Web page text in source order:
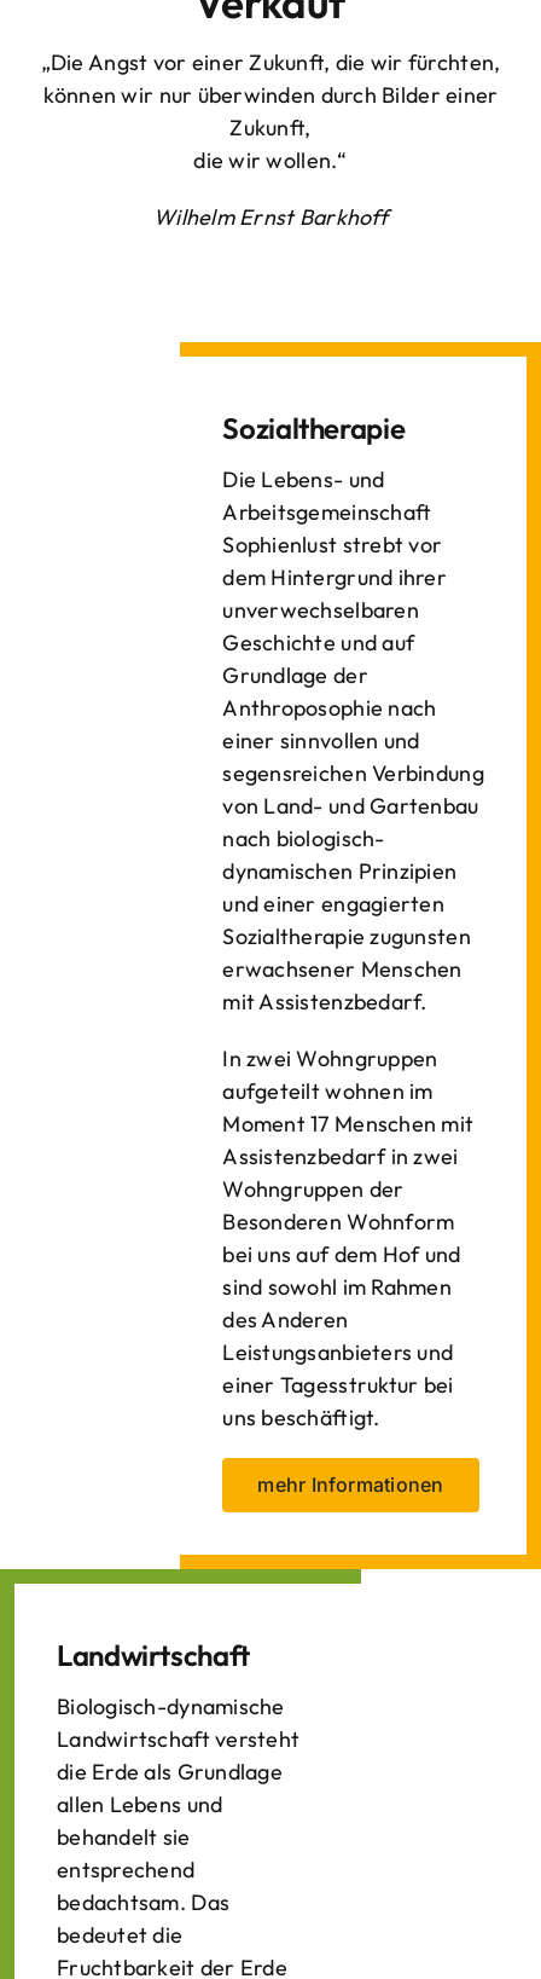
„Die Angst vor einer Zukunft, die wir fürchten,
können wir nur überwinden durch Bilder einer
Zukunft,
die wir wollen.“
Wilhelm Ernst Barkhoff
Sozialtherapie
Die Lebens- und
Arbeitsgemeinschaft
Sophienlust strebt vor
dem Hintergrund ihrer
unverwechselbaren
Geschichte und auf
Grundlage der
Anthroposophie nach
einer sinnvollen und
segensreichen Verbindung
von Land- und Gartenbau
nach biologisch-
dynamischen Prinzipien
und einer engagierten
Sozialtherapie zugunsten
erwachsener Menschen
mit Assistenzbedarf.
In zwei Wohngruppen
aufgeteilt wohnen im
Moment 17 Menschen mit
Assistenzbedarf in zwei
Wohngruppen der
Besonderen Wohnform
bei uns auf dem Hof und
sind sowohl im Rahmen
des Anderen
Leistungsanbieters und
einer Tagesstruktur bei
uns beschäftigt.
mehr Informationen
Landwirtschaft
Biologisch-dynamische
Landwirtschaft versteht
die Erde als Grundlage
allen Lebens und
behandelt sie
entsprechend
bedachtsam. Das
bedeutet die
Fruchtbarkeit der Erde